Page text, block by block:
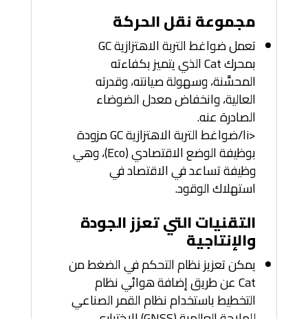
مجموعة نقل الحركة
تعمل ضواغط التربة الاهتزازية GC
بمحرك Cat الذي يتميز بكفاءته
المحسَّنة، وسهولة صيانته، وقدرته
العالية، وانخفاض معدل الضوضاء
الصادرة عنه.
<li/ضواغط التربة الاهتزازية GC مزودة
بوظيفة الوضع الاقتصادي (Eco)، وهي
وظيفة تساعد في الاقتصاد في
استهلاك الوقود.
التقنيات التي تعزز الجودة
والإنتاجية
يمكن تعزيز نظام التحكم في الضغط من
Cat عن طريق إضافة هوائي نظام
التخطيط باستخدام نظام القمر الصناعي